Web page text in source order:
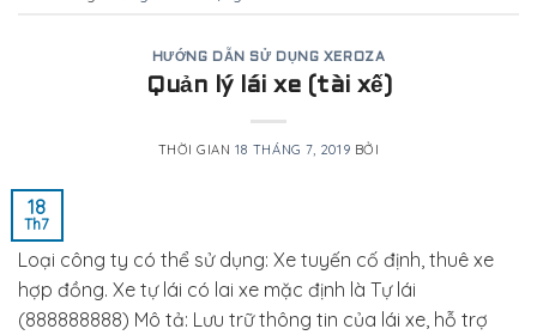
HƯỚNG DẪN SỬ DỤNG XEROZA
Quản lý lái xe (tài xế)
THỜI GIAN18 THÁNG 7, 2019 BỞI
18
Th7
Loại công ty có thể sử dụng: Xe tuyến cố định, thuê xe
hợp đồng. Xe tự lái có lai xe mặc định là Tự lái
(888888888) Mô tả: Lưu trữ thông tin của lái xe, hỗ trợ